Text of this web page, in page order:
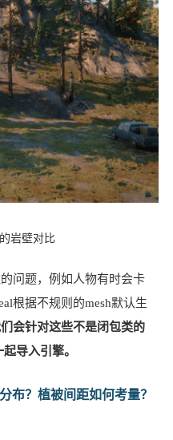
岩壁对比
问题，例如人物有时会卡
根据不规则的mesh默认生
会针对这些不是闭包类的
导入引擎。
布？植被间距如何考量？